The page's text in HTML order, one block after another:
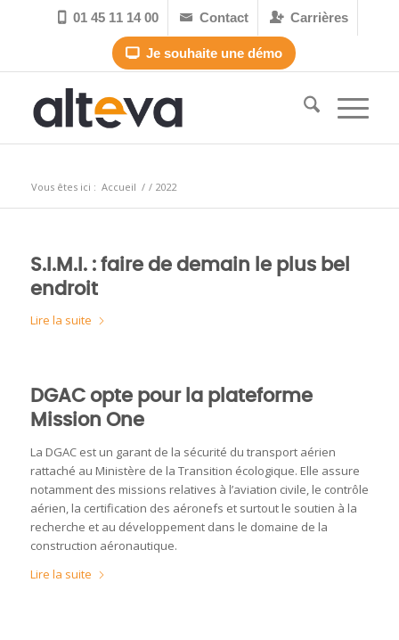
 01 45 11 14 00  Contact Carrières
Je souhaite une démo
Vous êtes ici : Accueil / / 2022
S.I.M.I. : faire de demain le plus bel
endroit
Lire la suite
DGAC opte pour la plateforme
Mission One
La DGAC est un garant de la sécurité du transport aérien
rattaché au Ministère de la Transition écologique. Elle assure
notamment des missions relatives à l’aviation civile, le contrôle
aérien, la certification des aéronefs et surtout le soutien à la
recherche et au développement dans le domaine de la
construction aéronautique.
Lire la suite